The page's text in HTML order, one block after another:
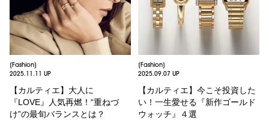
[Fashion]
2025.11.11 UP
【カルティエ】大人に
『LOVE』人気再燃！“重ねづ
け”の最旬バランスとは？
[Fashion]
2025.09.07 UP
【カルティエ】今こそ投資した
い！一生愛せる『新作ゴールド
ウォッチ』４選